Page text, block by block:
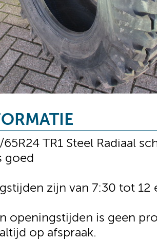
TR1 Steel Radiaal
goed
zijn van 7:30 tot 12
openingstijden is geen
op afspraak.